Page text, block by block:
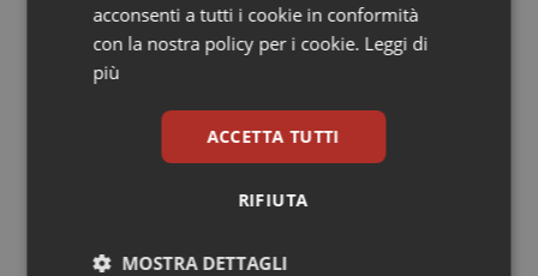
La vaccinazione è consigliata anche ai giovani e agli
adulti che non siano stati vaccinati da piccoli e che non
abbiano mai avuto la malattia. Le due dosi possono
essere somministrate a distanza di almeno quattro
settimane l’una dall’altra.
La vaccinazione è controindicata in persone con il
indebolito, in individui sottoposti a trapianto o a terapie
acconsenti a tutti i cookie in conformità
con la nostra policy per i cookie. Leggi di
più
ACCETTA TUTTI
RIFIUTA
MOSTRA DETTAGLI